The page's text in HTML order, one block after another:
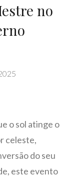
no
o sol atinge o
celeste,
do seu
este evento